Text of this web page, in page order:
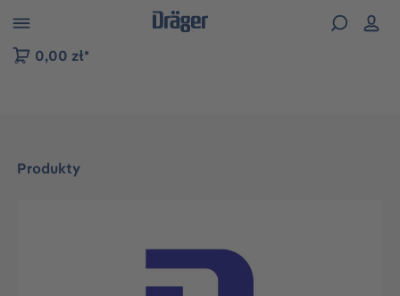
do nawigacji na platformie B2B
0,00 zł*
Produkty
Pomiń galerię zdjęć